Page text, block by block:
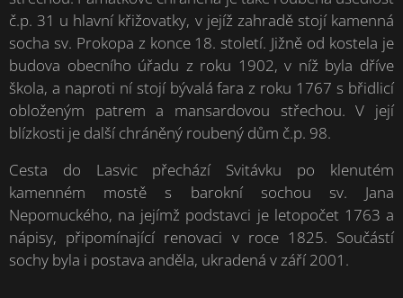
č.p. 31 u hlavní křižovatky, v jejíž zahradě stojí kamenná
socha sv. Prokopa z konce 18. století. Jižně od kostela je
budova obecního úřadu z roku 1902, v níž byla dříve
škola, a naproti ní stojí bývalá fara z roku 1767 s břidlicí
obloženým patrem a mansardovou střechou. V její
blízkosti je další chráněný roubený dům č.p. 98.
Cesta do Lasvic přechází Svitávku po klenutém
kamenném mostě s barokní sochou sv. Jana
Nepomuckého, na jejímž podstavci je letopočet 1763 a
nápisy, připomínající renovaci v roce 1825. Součástí
sochy byla i postava anděla, ukradená v září 2001.